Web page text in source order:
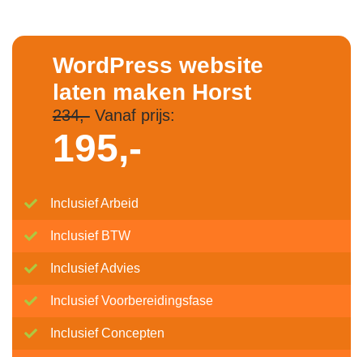
WordPress website
laten maken Horst
234,-Vanaf prijs:
195,-
Inclusief Arbeid
Inclusief BTW
Inclusief Advies
Inclusief Voorbereidingsfase
Inclusief Concepten